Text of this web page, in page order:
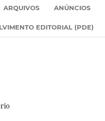
ARQUIVOS ANÚNCIOS
EDITORIAL (PDE)